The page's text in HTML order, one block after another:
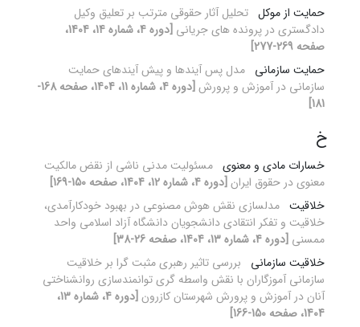
حمایت از موکل تحلیل آثار حقوقی مترتب بر تعلیق وکیل
دادگستری در پرونده های جریانی
[دوره 4، شماره 14، 1404،
صفحه 269-277]
حمایت سازمانی مدل پس آیندها و پیش آیندهای حمایت
سازمانی در آموزش و پرورش
[دوره 4، شماره 11، 1404، صفحه 168-
181]
خ
خسارات مادی و معنوی مسئولیت مدنی ناشی از نقض مالکیت
معنوی در حقوق ایران [دوره 4، شماره 12، 1404، صفحه 150-169]
خلاقیت مدلسازی نقش هوش مصنوعی در بهبود خودکارآمدی،
خلاقیت و تفکر انتقادی دانشجویان دانشگاه آزاد اسلامی واحد
ممسنی [دوره 4، شماره 13، 1404، صفحه 26-38]
خلاقیت سازمانی
بررسی تاثیر رهبری مثبت گرا بر خلاقیت
سازمانی آموزگاران با نقش واسطه گری توانمندسازی روانشناختی
آنان در آموزش و پرورش شهرستان کازرون
[دوره 4، شماره 13،
1404، صفحه 150-166]